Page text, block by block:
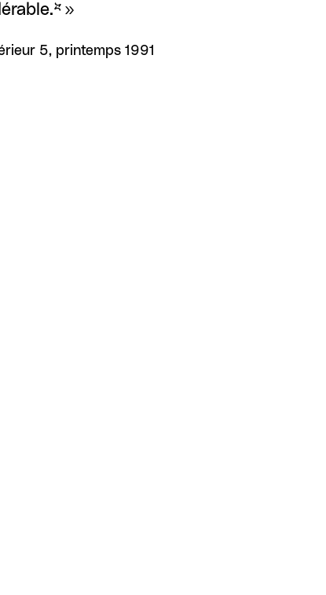
»
5, printemps 1991